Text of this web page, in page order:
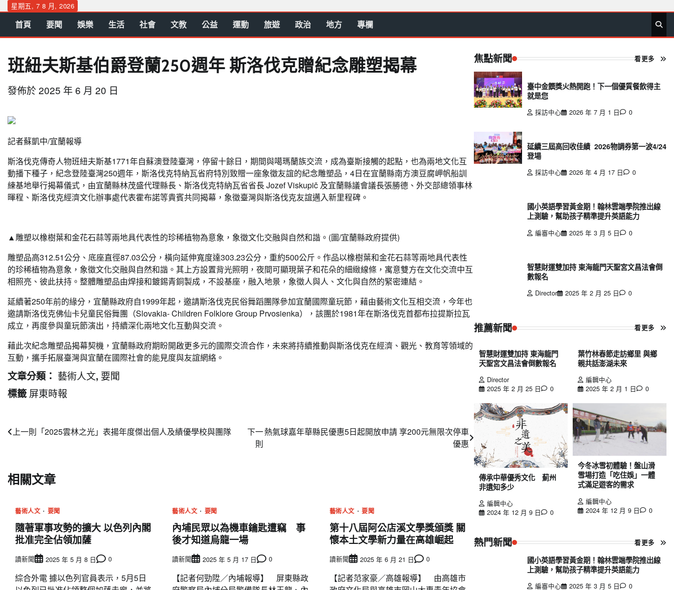
Skip
content
星期五, 7 8 月, 2026
首 要 娛 生 社 文 公 運 旅 政 地
方
專
欄
首頁 要聞 娛樂 生活 社會 文教 公益 運動 旅遊 政治 地方 專欄
班紐夫斯基伯爵登蘭250週年 斯洛伐克贈紀念雕塑揭幕
發佈於2025 年 6 月 20 日
記者蘇凱中/宜蘭報導
斯洛伐克傳奇人物班紐夫斯基1771年自蘇澳登陸臺灣，停留十餘日，期間與噶瑪蘭族交流，成為臺斯接觸的起點，也為兩地文化互
動播下種子，紀念登陸臺灣250週年，斯洛伐克特納瓦省府特別致贈一座象徵友誼的紀念雕塑品，4日在宜蘭縣南方澳豆腐岬帆船訓
練基地舉行揭幕儀式，由宜蘭縣林茂盛代理縣長、斯洛伐克特納瓦省省長 Jozef Viskupič 及宜蘭縣議會議長張勝德、外交部總領事林
暉程、斯洛伐克經濟文化辦事處代表霍布諾等貴賓共同揭幕，象徵臺灣與斯洛伐克友誼邁入新里程碑。
▲雕塑以橡樹葉和金花石蒜等兩地具代表性的珍稀植物為意象，象徵文化交融與自然和諧。(圖/宜蘭縣政府提供)
雕塑品高312.51公分、底座直徑87.03公分，橫向延伸寬度達303.23公分，重約500公斤。作品以橡樹葉和金花石蒜等兩地具代表性
的珍稀植物為意象，象徵文化交融與自然和諧。其上方設置背光照明，夜間可顯現葉子和花朵的細緻線條，寓意雙方在文化交流中互
相照亮、彼此扶持。整體雕塑品由焊接和鍍錫青銅製成，不設基座，融入地景，象徵人與人、文化與自然的緊密連結。
延續著250年前的緣分，宜蘭縣政府自1999年起，邀請斯洛伐克民俗舞蹈團隊參加宜蘭國際童玩節，藉由藝術文化互相交流，今年也
邀請斯洛伐克佛仙卡兒童民俗舞團（Slovakia- Children Folklore Group Prvosienka），該團於1981年在斯洛伐克首都布拉提斯拉瓦
成立，再度參與童玩節演出，持續深化兩地文化互動與交流。
藉此次紀念雕塑品揭幕契機，宜蘭縣政府期盼開啟更多元的國際交流合作，未來將持續推動與斯洛伐克在經濟、觀光、教育等領域的
互動，攜手拓展臺灣與宜蘭在國際社會的能見度與友誼網絡。
文章分類： 藝術人文, 要聞
標籤 屏東時報
文
導
覽
上一則 「2025雲林之光」表揚年度傑出個人及績優學校與團隊
下一
則
熱氣球嘉年華縣民優惠5日起開放申請 享200元無限次停車
優惠
相關文章
藝術人文 要聞
隨著軍事攻勢的擴大 以色列內閣
批准完全佔領加薩
讀新聞 2025 年 5 月 8 日 0
綜合外電 據以色列官員表示，5月5日
藝術人文 要聞
內埔民眾以為機車鑰匙遭竊 事
後才知道烏龍一場
讀新聞 2025 年 5 月 17 日 0
【記者何勁陞／內埔報導】 屏東縣政
藝術人文 要聞
第十八屆阿公店溪文學獎頒獎 關
懷本土文學新力量在高雄崛起
讀新聞 2025 年 6 月 21 日 0
【記者范家豪／高雄報導】 由高雄市
焦點新聞 看更多
臺中金饌獎火熱開跑！下一個優質餐飲得主
就是您
採訪中心 2026 年 7 月 1 日 0
延續三屆高回收佳績 2026物調券第一波4/24
登場
採訪中心 2026 年 4 月 17 日 0
國小英語學習黃金期！翰林雲端學院推出線
上測驗，幫助孩子精準提升英語能力
編審中心 2025 年 3 月 5 日 0
智慧財運雙加持 東海龍門天聖宮文昌法會倒
數報名
Director 2025 年 2 月 25 日 0
推薦新聞 看更多
智慧財運雙加持 東海龍門
天聖宮文昌法會倒數報名
Director
2025 年 2 月 25 日
0
葉竹林春節走訪鄉里 與鄉
親共話澎湖未來
編輯中心
2025 年 2 月 1 日
0
傳承中華優秀文化 薊州
非遺知多少
編輯中心
2024 年 12 月 9 日
0
今冬冰雪初體驗！盤山滑
雪場打造「吃住娛」一體
式滿足遊客的需求
編輯中心
2024 年 12 月 9 日
0
熱門新聞 看更多
國小英語學習黃金期！翰林雲端學院推出線
上測驗，幫助孩子精準提升英語能力
編審中心 2025 年 3 月 5 日 0